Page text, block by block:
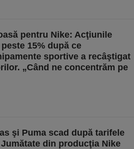
pentru Nike: Acţiunile
15% după ce
sportive a recâştigat
„Când ne concentrăm pe
şi Puma scad după tarifele
din producţia Nike